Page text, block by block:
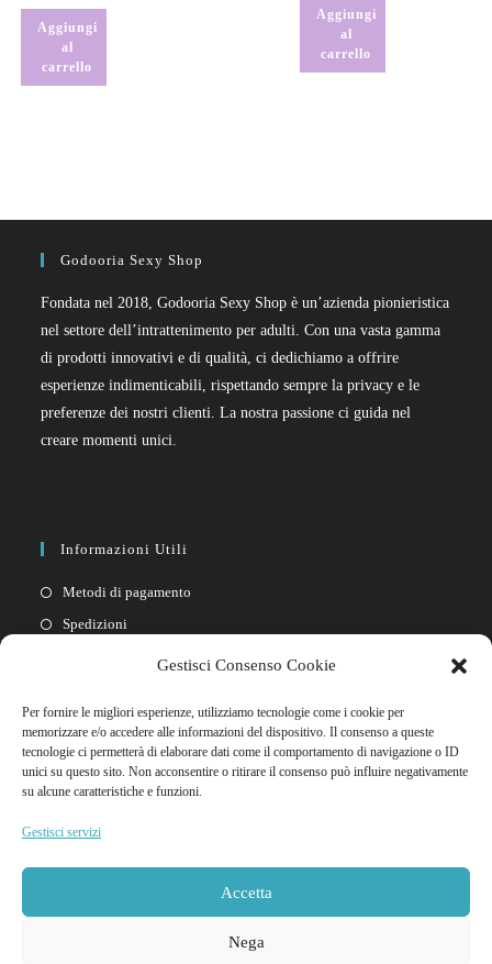
Gestisci Consenso Cookie
Per fornire le migliori esperienze, utilizziamo tecnologie come i cookie per
memorizzare e/o accedere alle informazioni del dispositivo. Il consenso a queste
tecnologie ci permetterà di elaborare dati come il comportamento di navigazione o ID
unici su questo sito. Non acconsentire o ritirare il consenso può influire negativamente
su alcune caratteristiche e funzioni.
Gestisci servizi
Accetta
Nega
Aggiungi
al
carrello
Aggiungi
al
carrello
Godooria Sexy Shop
Fondata nel 2018, Godooria Sexy Shop è un’azienda pionieristica
nel settore dell’intrattenimento per adulti. Con una vasta gamma
di prodotti innovativi e di qualità, ci dedichiamo a offrire
esperienze indimenticabili, rispettando sempre la privacy e le
preferenze dei nostri clienti. La nostra passione ci guida nel
creare momenti unici.
Informazioni Utili
Metodi di pagamento
Spedizioni
Cookie policy
Link Rapidi